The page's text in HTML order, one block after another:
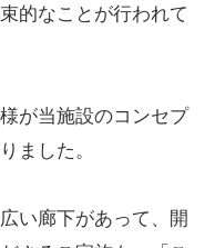
的なことが行われて
が当施設のコンセプ
ました。
い廊下があって、開